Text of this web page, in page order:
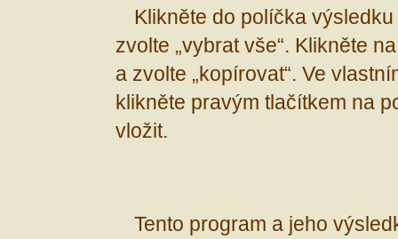
Klikněte do políčka
zvolte „vybrat vše“. Klikněte
a zvolte „kopírovat“. Ve
klikněte pravým tlačítkem na
vložit.
Tento program a jeho